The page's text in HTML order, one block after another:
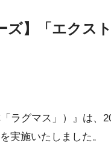
ズ】「エクス
ラグマス」）』は、
実施いたしました。